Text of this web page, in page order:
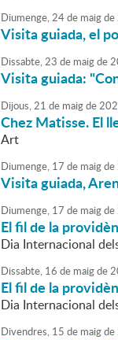
Diumenge,24de maigde
Visita guiada, el
Dissabte,23 de maigde
Visita guiada:
Dijous,21 de maigde
Chez Matisse. El
Art
Diumenge, 17 de maigde
Visita guiada,
Diumenge, 17 de maigde
El fil de la
Dia Internacional
Dissabte, 16 de maigde
El fil de la
Dia Internacional
Divendres, 15 de maigde